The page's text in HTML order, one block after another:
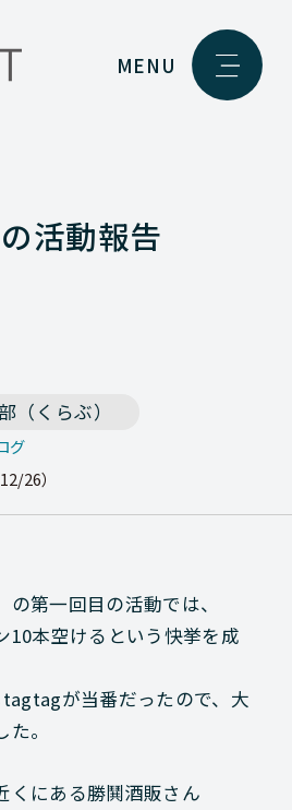
MENU
活動報告
（くらぶ）
グ
26）
第一回目の活動では、
10本空けるという快挙を成
が当番だったので、大
。
くにある勝鬨酒販さん